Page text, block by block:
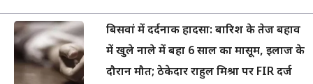
बिसवां में दर्दनाक हादसा: बारिश के तेज बहाव
में खुले नाले में बहा 6 साल का मासूम, इलाज के
दौरान मौत; ठेकेदार राहुल मिश्रा पर FIR दर्ज